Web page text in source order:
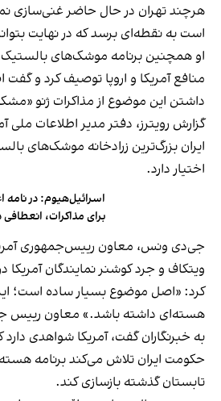
هرچند تهران در حال حاضر غنی‌سازی
است به نقطه‌ای برسد که در نهایت
او همچنین برنامه موشک‌های بالستیک
منافع آمریکا و اروپا توصیف کرد و گفت
داشتن این موضوع از مذاکرات ژنو
گزارش رویترز، دفتر مدیر اطلاعات ملی
ایران بزرگ‌ترین زرادخانه موشک‌های
اختیار دارد.
اسرائیل‌هیوم: در
برای مذاکرات،
جی‌دی ونس، معاون رییس‌جمهوری
ویتکاف و جرد کوشنر نمایندگان آمریکا
کرد: «اصل موضوع بسیار ساده است؛
هسته‌ای داشته باشد.» معاون رییس
به خبرنگاران گفت، آمریکا شواهدی
حکومت ایران تلاش می‌کند برنامه
تابستان گذشته بازسازی کند.